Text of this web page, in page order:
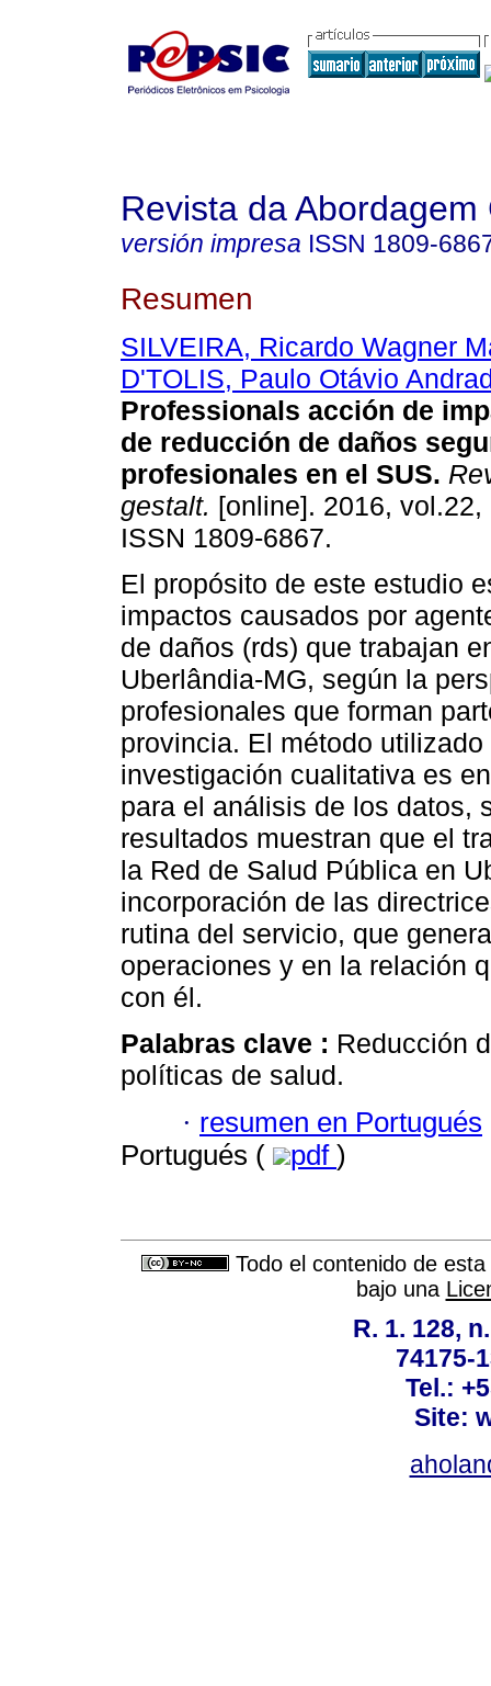
Revista da Abordagem
versión impresa ISSN 1809-
Resumen
SILVEIRA, Ricardo Wagner
D'TOLIS, Paulo Otávio
Professionals acción de
de reducción de daños
profesionales en el SUS.
gestalt. [online]. 2016,
ISSN 1809-6867.
El propósito de este estudio
impactos causados por
de daños (rds) que trabajan
Uberlândia-MG, según la
profesionales que forman
provincia. El método
investigación cualitativa es
para el análisis de los datos,
resultados muestran que el
la Red de Salud Pública en
incorporación de las
rutina del servicio, que
operaciones y en la relación
con él.
Palabras clave : Reducción
políticas de salud.
· resumen en Portugués
Portugués (
pdf )
Todo el contenido de
bajo una
R. 1. 128,
74175-
Tel.:
Site: